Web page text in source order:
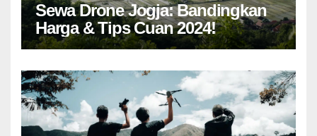
Sewa Drone Jogja: Bandingkan
Harga & Tips Cuan 2024!